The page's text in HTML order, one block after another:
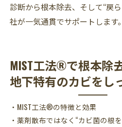
診断から根本除去、そして“戻
社が一気通貫でサポートします。
MIST工法®で根本除
地下特有のカビをし
・MIST工法®の特徴と効果
・薬剤散布ではなく“カビ菌の根